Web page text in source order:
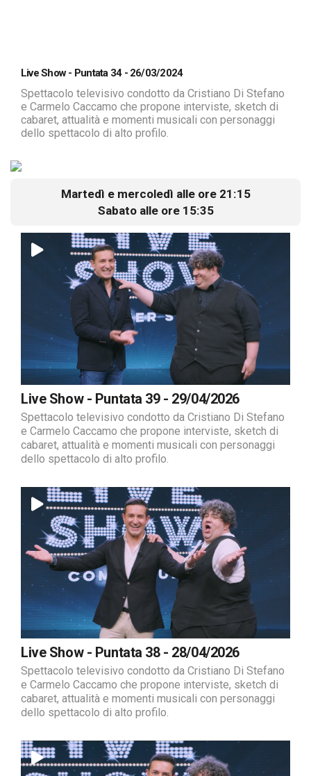
Live Show - Puntata 34 - 26/03/2024
Spettacolo televisivo condotto da Cristiano Di Stefano
e Carmelo Caccamo che propone interviste, sketch di
cabaret, attualità e momenti musicali con personaggi
dello spettacolo di alto profilo.
Martedì e mercoledì alle ore 21:15
Sabato alle ore 15:35
Live Show - Puntata 39 - 29/04/2026
Spettacolo televisivo condotto da Cristiano Di Stefano
e Carmelo Caccamo che propone interviste, sketch di
cabaret, attualità e momenti musicali con personaggi
dello spettacolo di alto profilo.
Live Show - Puntata 38 - 28/04/2026
Spettacolo televisivo condotto da Cristiano Di Stefano
e Carmelo Caccamo che propone interviste, sketch di
cabaret, attualità e momenti musicali con personaggi
dello spettacolo di alto profilo.